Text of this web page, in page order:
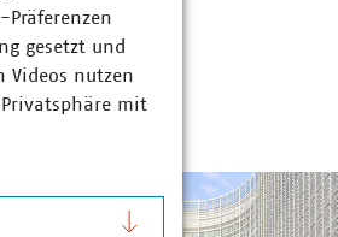
gesetzt und
Videos nutzen
mit